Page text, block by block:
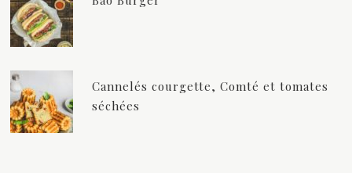
Cannelés courgette, Comté et tomates
séchées